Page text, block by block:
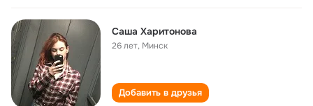
Саша Харитонова
26 лет, Минск
Добавить в друзья